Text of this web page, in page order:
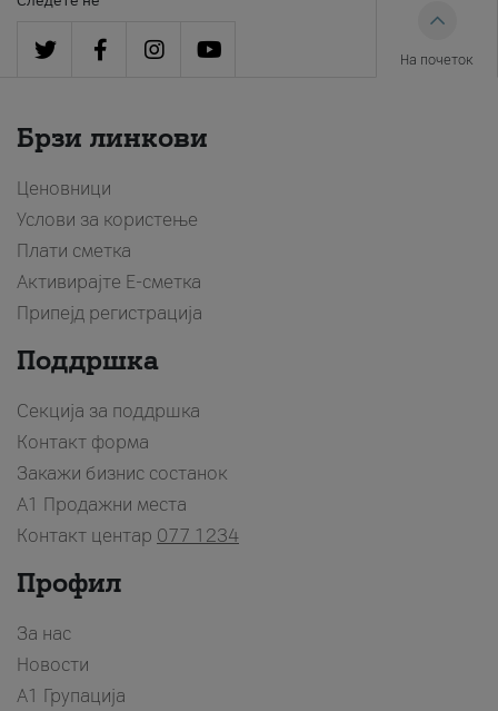
На почеток
Брзи линкови
Ценовници
Услови за користење
Плати сметка
Активирајте Е-сметка
Припејд регистрација
Поддршка
Секција за поддршка
Контакт форма
Закажи бизнис состанок
A1 Продажни места
Контакт центар 077 1234
Профил
За нас
Новости
А1 Групација